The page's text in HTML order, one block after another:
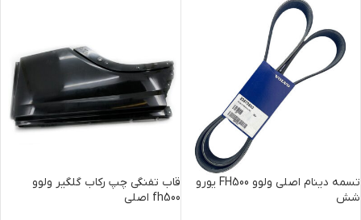
تسمه دینام اصلی ولوو FH500 یورو
شش
قاب تفنگی چپ رکاب گلگیر ولوو
fh500 اصلی